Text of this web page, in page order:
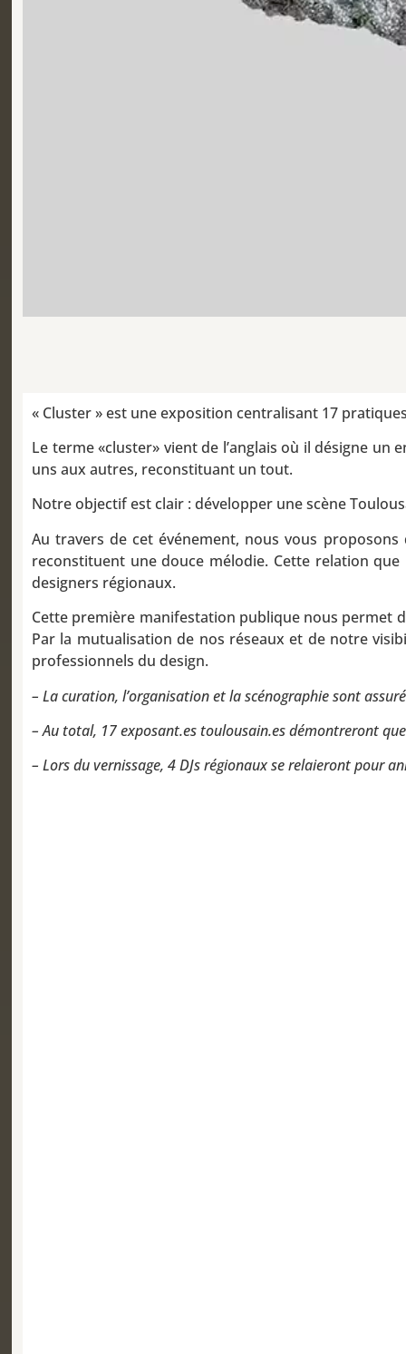
« Cluster » est une exposition centralisant 17
Le terme «cluster» vient de l’anglais où il désigne
uns aux autres, reconstituant un tout.
Notre objectif est clair : développer une scène
Au travers de cet événement, nous vous
reconstituent une douce mélodie. Cette relation
designers régionaux.
Cette première manifestation publique nous permet
Par la mutualisation de nos réseaux et de notre
professionnels du design.
– La curation, l’organisation et la scénographie sont
– Au total, 17 exposant.es toulousain.es démontreront
– Lors du vernissage, 4 DJs régionaux se relaieront pour